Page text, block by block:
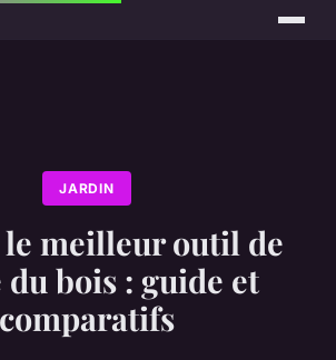
JARDIN
meilleur outil de
du bois : guide et
comparatifs